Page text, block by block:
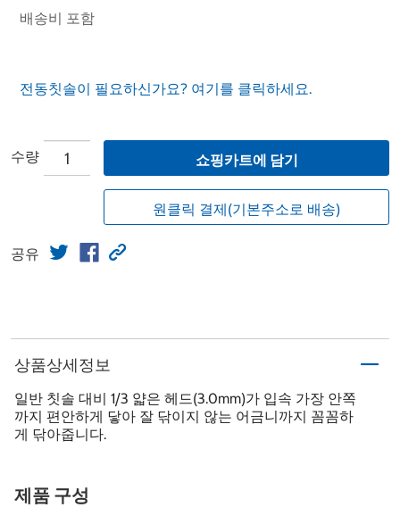
배송비 포함
전동칫솔이 필요하신가요? 여기를 클릭하세요.
수량 쇼핑카트에 담기
원클릭 결제(기본주소로 배송)
공유
상품상세정보
일반 칫솔 대비 1/3 얇은 헤드(3.0mm)가 입속 가장 안쪽
까지 편안하게 닿아 잘 닦이지 않는 어금니까지 꼼꼼하
게 닦아줍니다.
제품 구성